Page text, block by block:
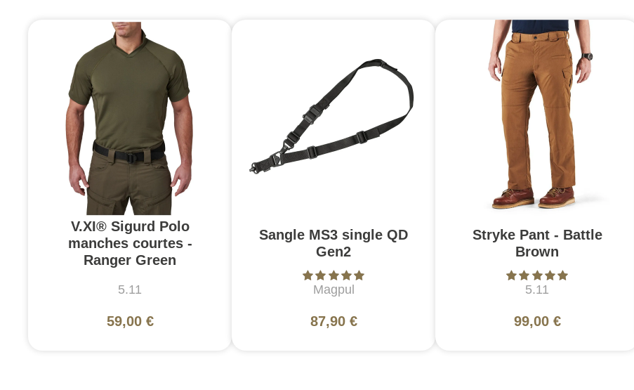
V.XI® Sigurd Polo
manches courtes -
Ranger Green
5.11
59,00 €
Sangle MS3 single QD
Gen2
Magpul
87,90 €
Stryke Pant - Battle
Brown
5.11
99,00 €